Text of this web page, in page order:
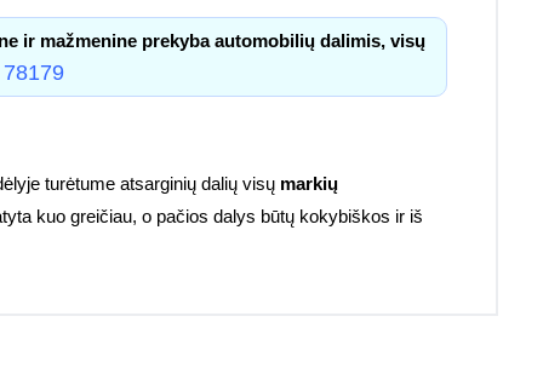
ir mažmenine prekyba automobilių dalimis, visų
turėtume atsarginių dalių visų markių
kuo greičiau, o pačios dalys būtų kokybiškos ir iš